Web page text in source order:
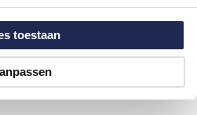
toestaanzorgt voor een zacht
bijdraagt aan de
maakt of thuis